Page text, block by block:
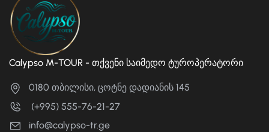
Calypso M-TOUR - თქვენი საიმედო ტუროპერატორი
0180 თბილისი, ცოტნე დადიანის 145
(+995) 555-76-21-27
info@calypso-tr.ge